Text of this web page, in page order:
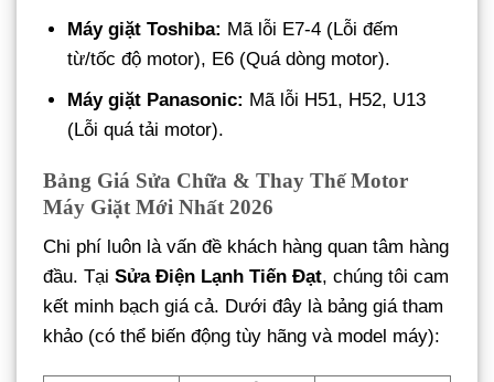
Máy giặt Toshiba: Mã lỗi E7-4 (Lỗi đếm
từ/tốc độ motor), E6 (Quá dòng motor).
Máy giặt Panasonic: Mã lỗi H51, H52, U13
(Lỗi quá tải motor).
Bảng Giá Sửa Chữa & Thay Thế Motor
Máy Giặt Mới Nhất 2026
Chi phí luôn là vấn đề khách hàng quan tâm hàng
đầu. Tại Sửa Điện Lạnh Tiến Đạt, chúng tôi cam
kết minh bạch giá cả. Dưới đây là bảng giá tham
khảo (có thể biến động tùy hãng và model máy):